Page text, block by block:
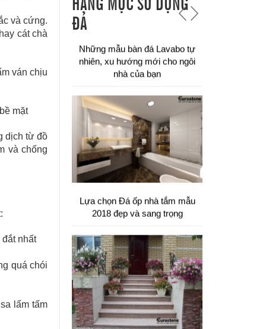
và cứng.
cát chà
ván chịu
mặt
dịch từ đồ
và chống
nhất
quá chói
lấm tấm
ĐÁ
Chuyên thi công đá ốp bậc tam
cấp các công trình tại TPHCM
Đá tự nhiên ốp hành lang tự nhiên
cao cấp